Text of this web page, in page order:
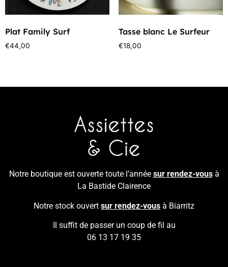
Plat Family Surf
€44,00
Tasse blanc Le Surfeur
€18,00
Notre boutique est ouverte toute l’année sur rendez-vousà
La Bastide Clairence
Notre stock ouvert sur rendez-vous à Biarritz
Il suffit de passer un coup de fil au
06 13 17 19 35